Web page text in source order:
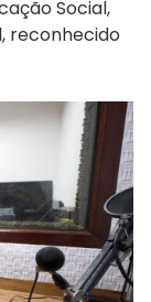
Social,
reconhecido